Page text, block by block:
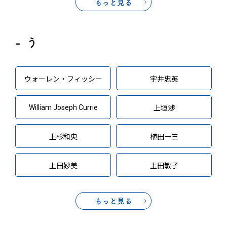
もっと見る
う
ウォーレン・フィッシー 宇井忠英
William Joseph Currie 上垣渉
上杉和央 植田一三
上田妙美 上田敏子
もっと見る